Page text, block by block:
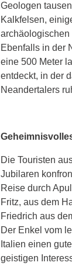
Geologen
Kalkfelsen,
archäologischen
Ebenfalls in der
eine 500 Meter
entdeckt, in der
Neandertalers
Die Touristen
Jubilaren
Reise durch
Fritz, aus dem
Friedrich aus
Der Enkel vom
Italien einen
geistigen